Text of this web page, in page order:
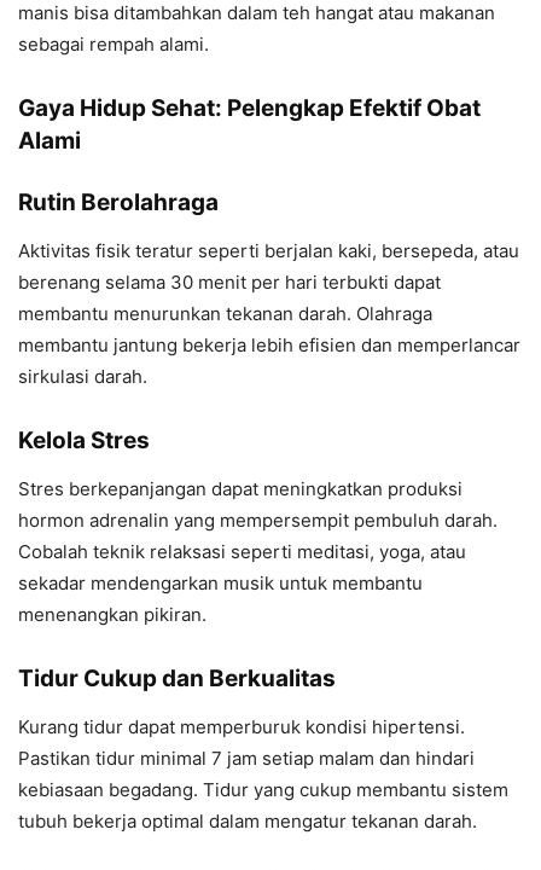
manis bisa ditambahkan dalam teh hangat atau makanan
sebagai rempah alami.
Gaya Hidup Sehat: Pelengkap Efektif Obat
Alami
Rutin Berolahraga
Aktivitas fisik teratur seperti berjalan kaki, bersepeda, atau
berenang selama 30 menit per hari terbukti dapat
membantu menurunkan tekanan darah. Olahraga
membantu jantung bekerja lebih efisien dan memperlancar
sirkulasi darah.
Kelola Stres
Stres berkepanjangan dapat meningkatkan produksi
hormon adrenalin yang mempersempit pembuluh darah.
Cobalah teknik relaksasi seperti meditasi, yoga, atau
sekadar mendengarkan musik untuk membantu
menenangkan pikiran.
Tidur Cukup dan Berkualitas
Kurang tidur dapat memperburuk kondisi hipertensi.
Pastikan tidur minimal 7 jam setiap malam dan hindari
kebiasaan begadang. Tidur yang cukup membantu sistem
tubuh bekerja optimal dalam mengatur tekanan darah.